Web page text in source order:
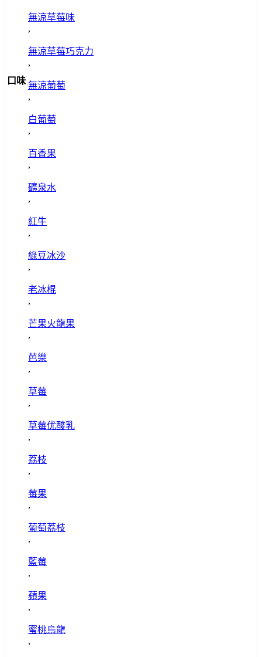
口味
無涼草莓味
,
無涼草莓巧克力
,
無涼葡萄
,
白葡萄
,
百香果
,
礦泉水
,
紅牛
,
綠豆冰沙
,
老冰棍
,
芒果火龍果
,
芭樂
,
草莓
,
草莓优酸乳
,
荔枝
,
莓果
,
葡萄荔枝
,
藍莓
,
蘋果
,
蜜桃烏龍
,